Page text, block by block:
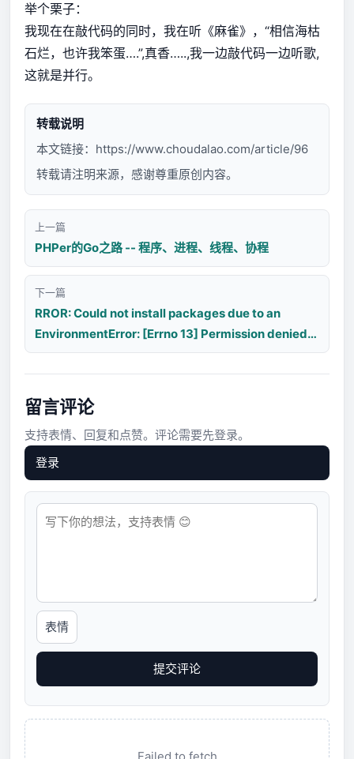
举个栗子：
我现在在敲代码的同时，我在听《麻雀》，“相信海枯
石烂，也许我笨蛋….”,真香…..,我一边敲代码一边听歌,
这就是并行。
转载说明
本文链接： https://www.choudalao.com/article/96
转载请注明来源，感谢尊重原创内容。
上一篇
PHPer的Go之路 -- 程序、进程、线程、协程
下一篇
RROR: Could not install packages due to an
EnvironmentError: [Errno 13] Permission denied:
'/usr/local/lib/python3.5/dist-
packages/pymongo-3.10.0.dist-info'
留言评论
支持表情、回复和点赞。评论需要先登录。
登录
表情
提交评论